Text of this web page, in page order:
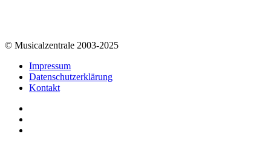
© Musicalzentrale 2003-2025
Impressum
Datenschutzerklärung
Kontakt